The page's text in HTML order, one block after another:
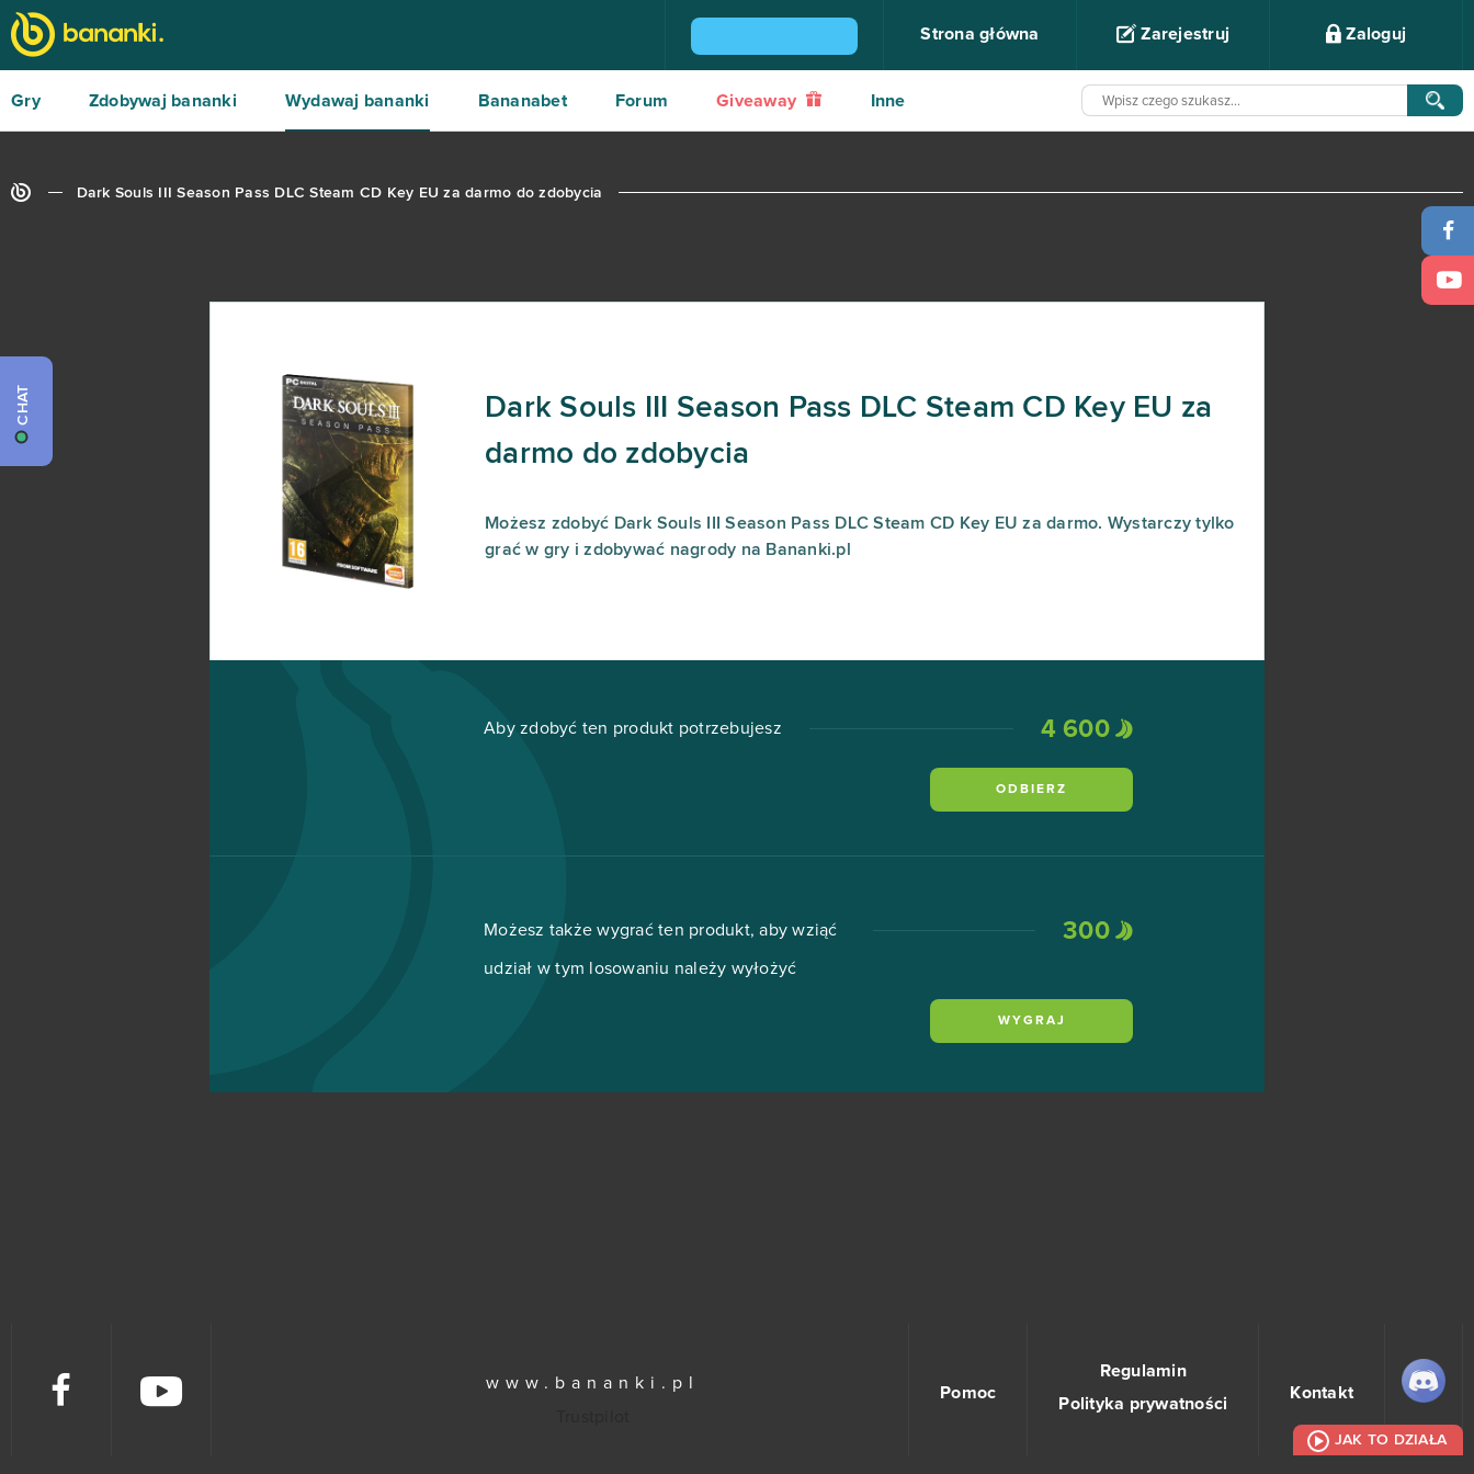
Strona główna Zarejestruj Zaloguj
JAK TO DZIAŁA
Gry Zdobywaj bananki Wydawaj bananki Bananabet Forum Giveaway Inne
Dark Souls III Season Pass DLC Steam CD Key EU za darmo do zdobycia
Dark Souls III Season Pass DLC Steam CD Key EU za
darmo do zdobycia
Możesz zdobyć Dark Souls III Season Pass DLC Steam CD Key EU za darmo. Wystarczy tylko
grać w gry i zdobywać nagrody na Bananki.pl
Aby zdobyć ten produkt potrzebujesz 4 600
ODBIERZ
Możesz także wygrać ten produkt, aby wziąć
udział w tym losowaniu należy wyłożyć
300
WYGRAJ
Pomoc
Regulamin
Polityka prywatności
Kontakt
www.bananki.pl
CHAT